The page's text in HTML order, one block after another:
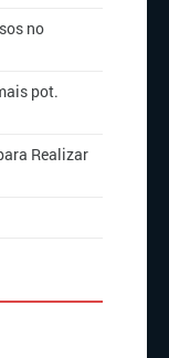
no
pot.
Realizar